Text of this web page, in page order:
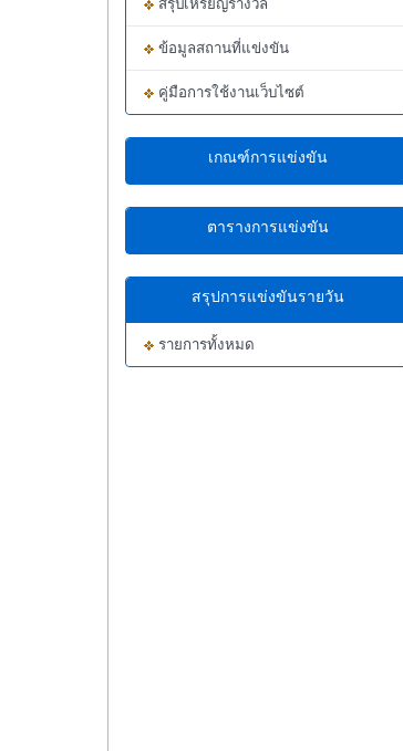
สรุปเหรียญรางวัล
ข้อมูลสถานที่แข่งขัน
คู่มือการใช้งานเว็บไซต์
เกณฑ์การแข่งขัน
ตารางการแข่งขัน
สรุปการแข่งขันรายวัน
รายการทั้งหมด